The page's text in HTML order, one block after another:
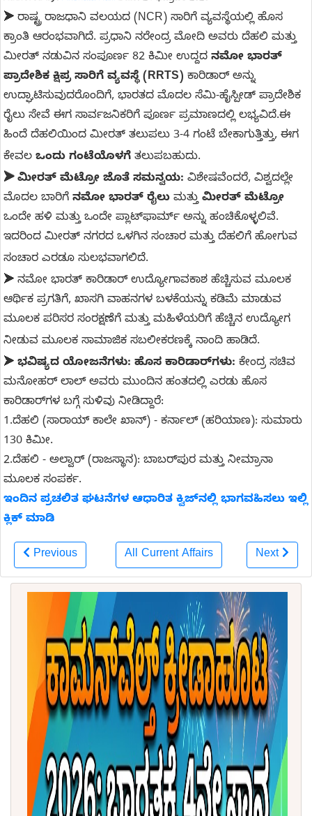
➤ ರಾಷ್ಟ್ರ ರಾಜಧಾನಿ ವಲಯದ (NCR) ಸಾರಿಗೆ ವ್ಯವಸ್ಥೆಯಲ್ಲಿ ಹೊಸ
ಕ್ರಾಂತಿ ಆರಂಭವಾಗಿದೆ. ಪ್ರಧಾನಿ ನರೇಂದ್ರ ಮೋದಿ ಅವರು ದೆಹಲಿ ಮತ್ತು
ಮೀರತ್ ನಡುವಿನ ಸಂಪೂರ್ಣ 82 ಕಿಮೀ ಉದ್ದದ ನಮೋ ಭಾರತ್
ಪ್ರಾದೇಶಿಕ ಕ್ಷಿಪ್ರ ಸಾರಿಗೆ ವ್ಯವಸ್ಥೆ (RRTS) ಕಾರಿಡಾರ್ ಅನ್ನು
ಉದ್ಘಾಟಿಸುವುದರೊಂದಿಗೆ, ಭಾರತದ ಮೊದಲ ಸೆಮಿ-ಹೈಸ್ಪೀಡ್ ಪ್ರಾದೇಶಿಕ
ರೈಲು ಸೇವೆ ಈಗ ಸಾರ್ವಜನಿಕರಿಗೆ ಪೂರ್ಣ ಪ್ರಮಾಣದಲ್ಲಿ ಲಭ್ಯವಿದೆ.ಈ
ಹಿಂದೆ ದೆಹಲಿಯಿಂದ ಮೀರತ್ ತಲುಪಲು 3-4 ಗಂಟೆ ಬೇಕಾಗುತ್ತಿತ್ತು, ಈಗ
ಕೇವಲ ಒಂದು ಗಂಟೆಯೊಳಗೆ ತಲುಪಬಹುದು.
➤ ಮೀರತ್ ಮೆಟ್ರೋ ಜೊತೆ ಸಮನ್ವಯ: ವಿಶೇಷವೆಂದರೆ, ವಿಶ್ವದಲ್ಲೇ
ಮೊದಲ ಬಾರಿಗೆ ನಮೋ ಭಾರತ್ ರೈಲು ಮತ್ತುಮೀರತ್ ಮೆಟ್ರೋ
ಒಂದೇ ಹಳಿ ಮತ್ತು ಒಂದೇ ಪ್ಲಾಟ್‌ಫಾರ್ಮ್ ಅನ್ನು ಹಂಚಿಕೊಳ್ಳಲಿವೆ.
ಇದರಿಂದ ಮೀರತ್ ನಗರದ ಒಳಗಿನ ಸಂಚಾರ ಮತ್ತು ದೆಹಲಿಗೆ ಹೋಗುವ
ಸಂಚಾರ ಎರಡೂ ಸುಲಭವಾಗಲಿದೆ.
➤ ನಮೋ ಭಾರತ್ ಕಾರಿಡಾರ್ ಉದ್ಯೋಗಾವಕಾಶ ಹೆಚ್ಚಿಸುವ ಮೂಲಕ
ಆರ್ಥಿಕ ಪ್ರಗತಿಗೆ, ಖಾಸಗಿ ವಾಹನಗಳ ಬಳಕೆಯನ್ನು ಕಡಿಮೆ ಮಾಡುವ
ಮೂಲಕ ಪರಿಸರ ಸಂರಕ್ಷಣೆಗೆ ಮತ್ತು ಮಹಿಳೆಯರಿಗೆ ಹೆಚ್ಚಿನ ಉದ್ಯೋಗ
ನೀಡುವ ಮೂಲಕ ಸಾಮಾಜಿಕ ಸಬಲೀಕರಣಕ್ಕೆ ನಾಂದಿ ಹಾಡಿದೆ.
➤ ಭವಿಷ್ಯದ ಯೋಜನೆಗಳು: ಹೊಸ ಕಾರಿಡಾರ್‌ಗಳು: ಕೇಂದ್ರ ಸಚಿವ
ಮನೋಹರ್ ಲಾಲ್ ಅವರು ಮುಂದಿನ ಹಂತದಲ್ಲಿ ಎರಡು ಹೊಸ
ಕಾರಿಡಾರ್‌ಗಳ ಬಗ್ಗೆ ಸುಳಿವು ನೀಡಿದ್ದಾರೆ:
1.ದೆಹಲಿ (ಸಾರಾಯ್ ಕಾಲೇ ಖಾನ್) - ಕರ್ನಾಲ್ (ಹರಿಯಾಣ): ಸುಮಾರು
130 ಕಿಮೀ.
2.ದೆಹಲಿ - ಅಲ್ವಾರ್ (ರಾಜಸ್ಥಾನ): ಬಾಬರ್‌ಪುರ ಮತ್ತು ನೀಮ್ರಾನಾ
ಮೂಲಕ ಸಂಪರ್ಕ.
ಇಂದಿನ ಪ್ರಚಲಿತ ಘಟನೆಗಳ ಆಧಾರಿತ ಕ್ವಿಜ್‌ನಲ್ಲಿ ಭಾಗವಹಿಸಲು ಇಲ್ಲಿ
ಕ್ಲಿಕ್ ಮಾಡಿ
Previous All Current Affairs Next